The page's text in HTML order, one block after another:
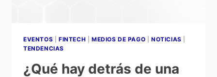
EVENTOS FINTECH MEDIOS DE PAGO |NOTICIAS
TENDENCIAS
¿Qué hay detrás de una